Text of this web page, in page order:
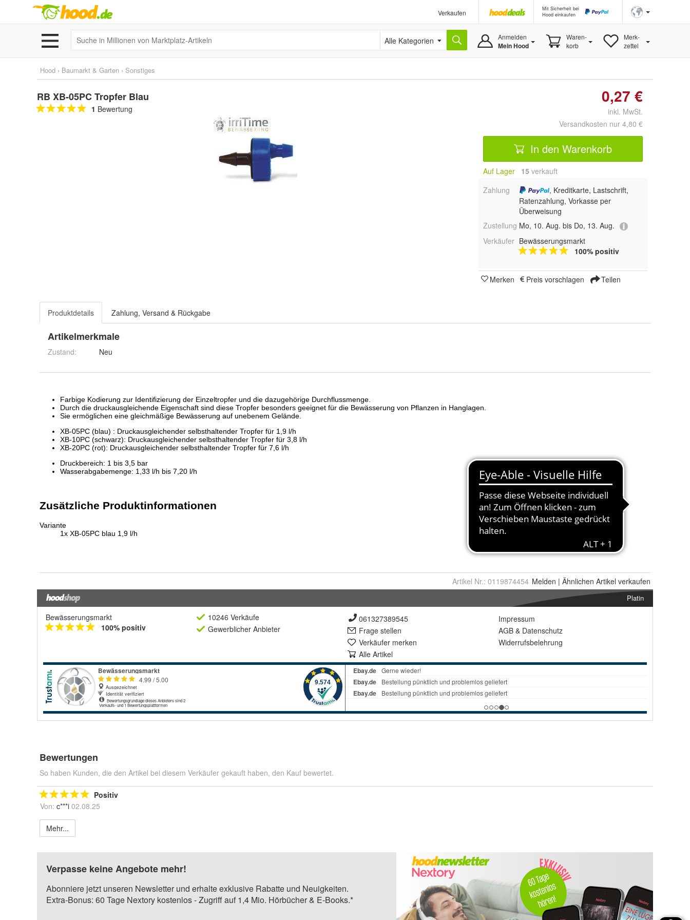
Verkaufen
Mit Sicherheit bei
Hood einkaufen
Alle Kategorien Anmelden
Mein Hood
Waren-
korb
Merk-
zettel
Hood › Baumarkt & Garten › Sonstiges
RB XB-05PC Tropfer Blau
1 Bewertung
0,27 €
inkl. MwSt.
Versandkosten nur 4,80 €
In den Warenkorb
Auf Lager 15 verkauft
Zahlung
, Kreditkarte, Lastschrift,
Ratenzahlung, Vorkasse per
Überweisung
Zustellung Mo, 10. Aug. bis Do, 13. Aug.
Verkäufer Bewässerungsmarkt
100% positiv
Merken Preis vorschlagen Teilen
Produktdetails Zahlung, Versand & Rückgabe
Artikelmerkmale
Zustand: Neu
Artikel Nr.: 0119874454 Melden | Ähnlichen Artikel verkaufen
Platin
Bewässerungsmarkt
100% positiv
10246 Verkäufe
Gewerblicher Anbieter
061327389545
Frage stellen
Verkäufer merken
Alle Artikel
Impressum
AGB & Datenschutz
Widerrufsbelehrung
Bewertungen
So haben Kunden, die den Artikel bei diesem Verkäufer gekauft haben, den Kauf bewertet.
Positiv
Von: c***i 02.08.25
Mehr...
Verpasse keine Angebote mehr!
Abonniere jetzt unseren Newsletter und erhalte exklusive Rabatte und Neuigkeiten.
Extra-Bonus: 60 Tage Nextory kostenlos - Zugriff auf 1,4 Mio. Hörbücher & E-Books.*